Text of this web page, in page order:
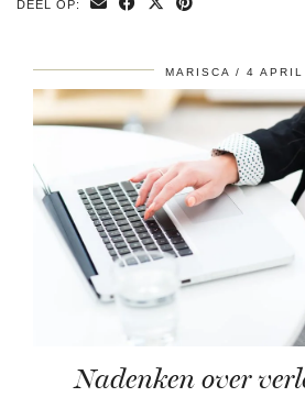
DEEL OP:
MARISCA 4
Nadenken over